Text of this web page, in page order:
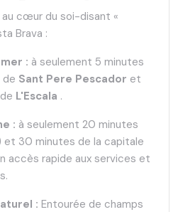
cœur du soi-disant «
Brava :
: à seulement 5 minutes
de Sant Pere Pescador et
L'Escala .
: à seulement 20 minutes
et 30 minutes de la capitale
accès rapide aux services et
: Entourée de champs